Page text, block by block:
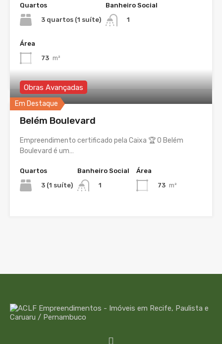
Quartos
3 quartos (1 suíte)
Banheiro Social
1
Área
73 m²
Em Destaque
Obras Avançadas
Belém Boulevard
Empreendimento certificado pela Caixa 🏆 O Belém
Boulevard é um…
Quartos
3 (1 suíte)
Banheiro Social
1
Área
73 m²